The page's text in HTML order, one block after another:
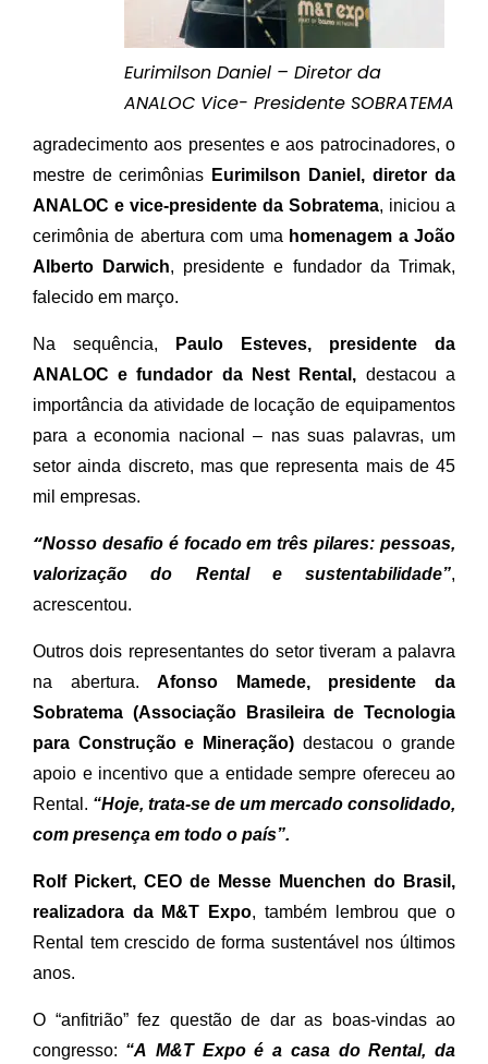
Eurimilson Daniel – Diretor da
ANALOC Vice- Presidente SOBRATEMA
agradecimento aos presentes e aos patrocinadores, o
mestre de cerimônias Eurimilson Daniel, diretor da
ANALOC e vice-presidente da Sobratema, iniciou a
cerimônia de abertura com uma homenagem a João
Alberto Darwich, presidente e fundador da Trimak,
falecido em março.
Na sequência,
Paulo Esteves, presidente da
ANALOC e fundador da Nest Rental, destacou a
importância da atividade de locação de equipamentos
para a economia nacional – nas suas palavras, um
setor ainda discreto, mas que representa mais de 45
mil empresas.
“Nosso desafio é focado em três pilares: pessoas,
valorização do Rental e sustentabilidade”,
acrescentou.
Outros dois representantes do setor tiveram a palavra
na abertura. Afonso Mamede, presidente da
Sobratema (Associação Brasileira de Tecnologia
para Construção e Mineração) destacou o grande
apoio e incentivo que a entidade sempre ofereceu ao
Rental. “Hoje, trata-se de um mercado consolidado,
com presença em todo o país”.
Rolf Pickert, CEO de Messe Muenchen do Brasil,
realizadora da M&T Expo, também lembrou que o
Rental tem crescido de forma sustentável nos últimos
anos.
O “anfitrião” fez questão de dar as boas-vindas ao
congresso: “A M&T Expo é a casa do Rental, da